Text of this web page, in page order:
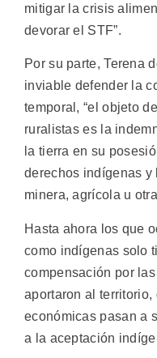
mitigar la crisis
devorar el STF”.
Por su parte, Terena
inviable defender la
temporal, “el objeto
ruralistas es la
la tierra en su
derechos indígenas y
minera, agrícola u
Hasta ahora los que
como indígenas solo
compensación por
aportaron al
económicas pasan a
a la aceptación